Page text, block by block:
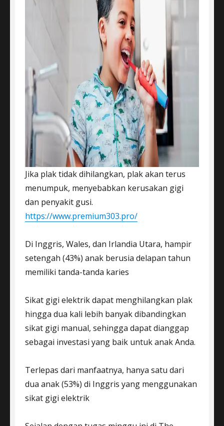
Jika plak tidak dihilangkan, plak akan terus
menumpuk, menyebabkan kerusakan gigi
dan penyakit gusi.
https://www.premium303.pro/
Di Inggris, Wales, dan Irlandia Utara, hampir
setengah (43%) anak berusia delapan tahun
memiliki tanda-tanda karies
Sikat gigi elektrik dapat menghilangkan plak
hingga dua kali lebih banyak dibandingkan
sikat gigi manual, sehingga dapat dianggap
sebagai investasi yang baik untuk anak Anda.
Terlepas dari manfaatnya, hanya satu dari
dua anak (53%) di Inggris yang menggunakan
sikat gigi elektrik